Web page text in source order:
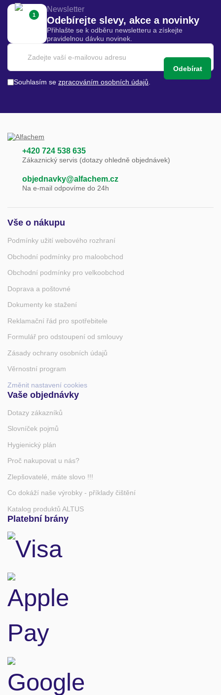
1
Newsletter
Odebírejte slevy, akce a novinky
Přihlašte se k odběru newsletteru a získejte
pravidelnou dávku novinek.
Odebírat
Souhlasím se zpracováním osobních údajů
+420 724 538 635
Zákaznický servis (dotazy ohledně objednávek)
objednavky@alfachem.cz
Na e-mail odpovíme do 24h
Vše o nákupu
Podmínky užití webového rozhraní
Obchodní podmínky pro maloobchod
Obchodní podmínky pro velkoobchod
Doprava a poštovné
Dokumenty ke stažení
Reklamační řád pro spotřebitele
Formulář pro odstoupení od smlouvy
Zásady ochrany osobních údajů
Věrnostní program
Změnit nastavení cookies
Vaše objednávky
Dotazy zákazníků
Slovníček pojmů
Hygienický plán
Proč nakupovat u nás?
Zlepšovatelé, máte slovo !!!
Co dokáží naše výrobky - příklady čištění
Katalog produktů ALTUS
Platební brány